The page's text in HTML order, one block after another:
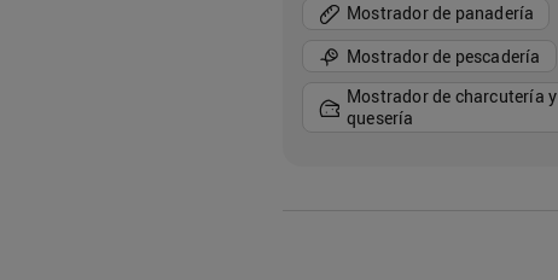
Mostrador de panadería
Mostrador de pescadería
Mostrador de charcutería y
quesería